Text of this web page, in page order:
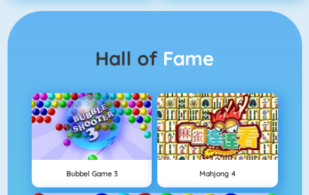
Hall of Fame
Bubbel Game 3 Mahjong 4